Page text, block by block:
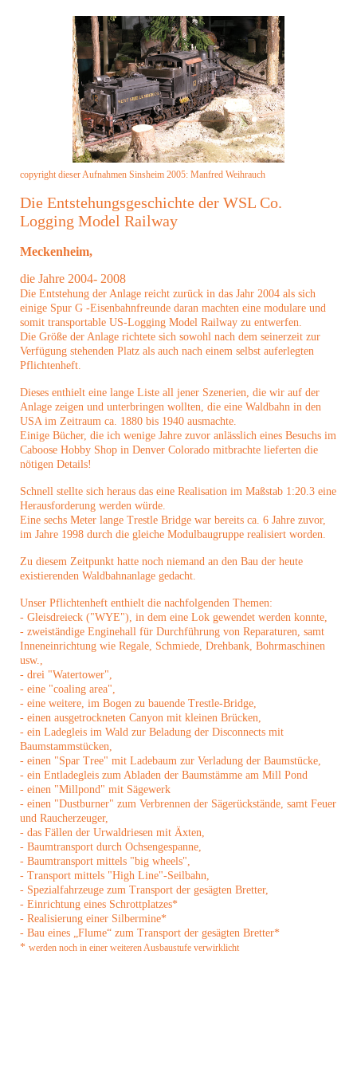
copyright dieser Aufnahmen Sinsheim 2005: Manfred Weihrauch
Die Entstehungsgeschichte der WSL Co.
Logging Model Railway
Meckenheim,
die Jahre 2004- 2008
Die Entstehung der Anlage reicht zurück in das Jahr 2004 als sich
einige Spur G -Eisenbahnfreunde daran machten eine modulare und
somit transportable US-Logging Model Railway zu entwerfen.
Die Größe der Anlage richtete sich sowohl nach dem seinerzeit zur
Verfügung stehenden Platz als auch nach einem selbst auferlegten
Pflichtenheft.
Dieses enthielt eine lange Liste all jener Szenerien, die wir auf der
Anlage zeigen und unterbringen wollten, die eine Waldbahn in den
USA im Zeitraum ca. 1880 bis 1940 ausmachte.
Einige Bücher, die ich wenige Jahre zuvor anlässlich eines Besuchs im
Caboose Hobby Shop in Denver Colorado mitbrachte lieferten die
nötigen Details!
Schnell stellte sich heraus das eine Realisation im Maßstab 1:20.3 eine
Herausforderung werden würde.
Eine sechs Meter lange Trestle Bridge war bereits ca. 6 Jahre zuvor,
im Jahre 1998 durch die gleiche Modulbaugruppe realisiert worden.
Zu diesem Zeitpunkt hatte noch niemand an den Bau der heute
existierenden Waldbahnanlage gedacht.
Unser Pflichtenheft enthielt die nachfolgenden Themen:
- Gleisdreieck ("WYE"), in dem eine Lok gewendet werden konnte,
- zweiständige Enginehall für Durchführung von Reparaturen, samt
Inneneinrichtung wie Regale, Schmiede, Drehbank, Bohrmaschinen
usw.,
- drei "Watertower",
- eine "coaling area",
- eine weitere, im Bogen zu bauende Trestle-Bridge,
- einen ausgetrockneten Canyon mit kleinen Brücken,
- ein Ladegleis im Wald zur Beladung der Disconnects mit
Baumstammstücken,
- einen "Spar Tree" mit Ladebaum zur Verladung der Baumstücke,
- ein Entladegleis zum Abladen der Baumstämme am Mill Pond
- einen "Millpond" mit Sägewerk
- einen "Dustburner" zum Verbrennen der Sägerückstände, samt Feuer
und Raucherzeuger,
- das Fällen der Urwaldriesen mit Äxten,
- Baumtransport durch Ochsengespanne,
- Baumtransport mittels "big wheels",
- Transport mittels "High Line"-Seilbahn,
- Spezialfahrzeuge zum Transport der gesägten Bretter,
- Einrichtung eines Schrottplatzes*
- Realisierung einer Silbermine*
- Bau eines „Flume“ zum Transport der gesägten Bretter*
* werden noch in einer weiteren Ausbaustufe verwirklicht